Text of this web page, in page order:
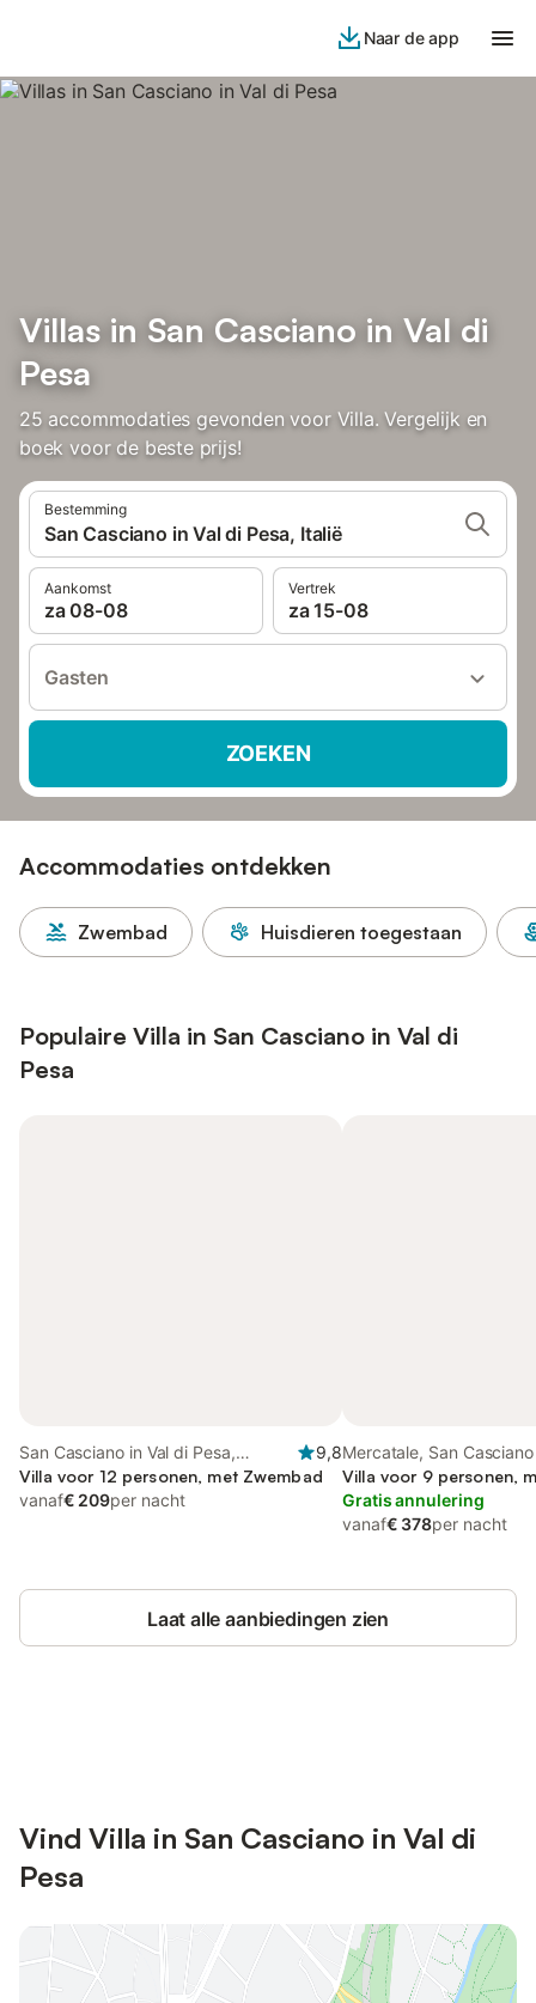
Naar de app
Villas in San Casciano in Val di
Pesa
25 accommodaties gevonden voor Villa. Vergelijk en
boek voor de beste prijs!
Bestemming
San Casciano in Val di Pesa, Italië
Aankomst
za 08-08
Vertrek
za 15-08
Gasten
ZOEKEN
Accommodaties ontdekken
Zwembad Huisdieren toegestaan
Populaire Villa in San Casciano in Val di
Pesa
San Casciano in Val di Pesa,
Provincie Florence
9,8
Villa voor 12 personen, met Zwembad
vanaf€ 209per nacht
Mercatale, San
Villa voor 9 personen,
Gratis annulering
vanaf€ 378per nacht
Laat alle aanbiedingen zien
Vind Villa in San Casciano in Val di
Pesa